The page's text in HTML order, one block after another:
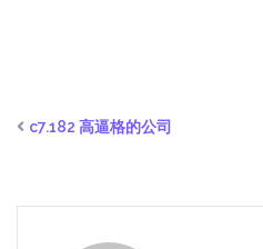
c7.182 高逼格的公司